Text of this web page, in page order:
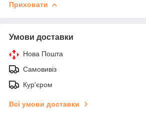
Приховати
Умови доставки
Нова Пошта
Самовивіз
Кур'єром
Всі умови доставки